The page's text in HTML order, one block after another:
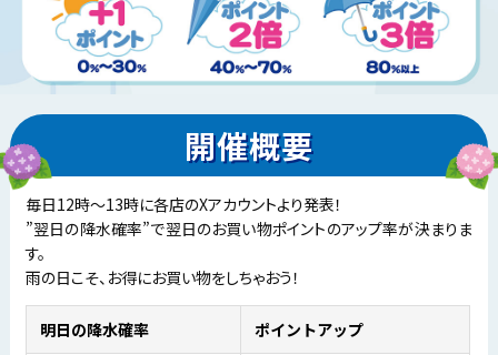
開催概要
毎日12時～13時に各店のXアカウントより発表！
”翌日の降水確率”で翌日のお買い物ポイントのアップ率が決まりま
す。
雨の日こそ、お得にお買い物をしちゃおう！
明日の降水確率 ポイントアップ